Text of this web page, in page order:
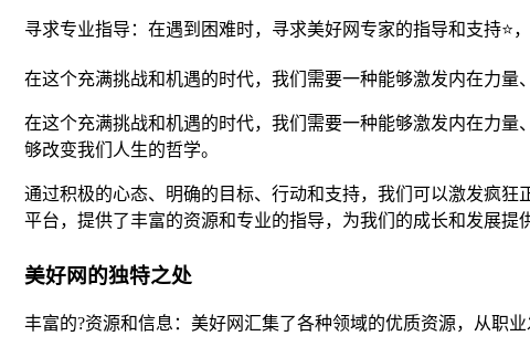
寻求专业指导：在遇到困难时，寻求美好网专家的指导和支持⭐
在这个充满挑战和机遇的时代，我们需要一种能够激发内在力量
在这个充满挑战和机遇的时代，我们需要一种能够激发内在力
够改变我们人生的哲学。
通过积极的心态、明确的目标、行动和支持，我们可以激发疯
平台，提供了丰富的资源和专业的指导，为我们的成长和发展提
美好网的独特之处
丰富的?资源和信息：美好网汇集了各种领域的优质资源，从职